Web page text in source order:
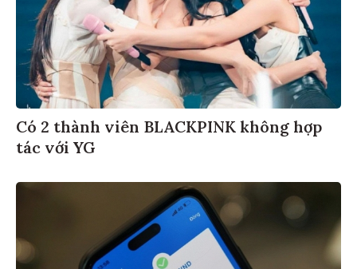
Có 2 thành viên BLACKPINK không hợp
tác với YG